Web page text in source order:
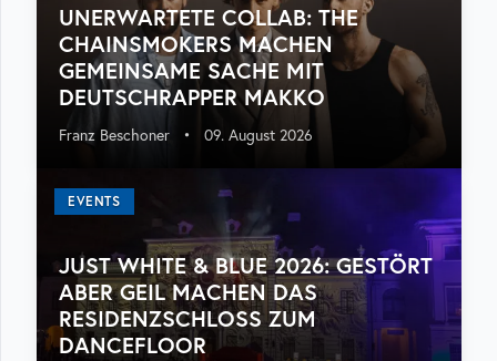
UNERWARTETE COLLAB: THE
CHAINSMOKERS MACHEN
GEMEINSAME SACHE MIT
DEUTSCHRAPPER MAKKO
Franz Beschoner • 09. August 2026
EVENTS
JUST WHITE & BLUE 2026: GESTÖRT
ABER GEIL MACHEN DAS
RESIDENZSCHLOSS ZUM
DANCEFLOOR